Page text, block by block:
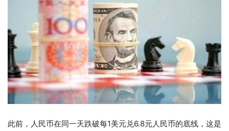
此前，人民币在同一天跌破每1美元兑6.8元人民币的底线，这是